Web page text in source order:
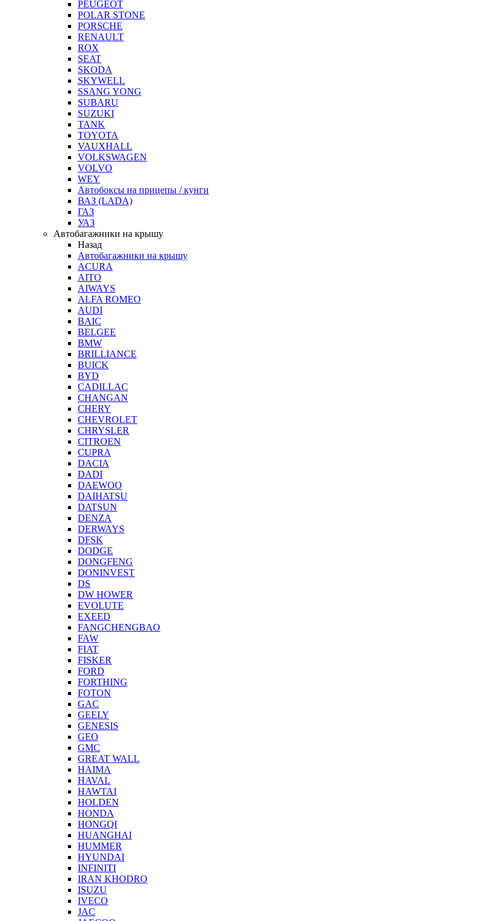
PEUGEOT
POLAR STONE
PORSCHE
RENAULT
ROX
SEAT
SKODA
SKYWELL
SSANG YONG
SUBARU
SUZUKI
TANK
TOYOTA
VAUXHALL
VOLKSWAGEN
VOLVO
WEY
Автобоксы на прицепы / кунги
ВАЗ (LADA)
ГАЗ
УАЗ
Автобагажники на крышу
Назад
Автобагажники на крышу
ACURA
AITO
AIWAYS
ALFA ROMEO
AUDI
BAIC
BELGEE
BMW
BRILLIANCE
BUICK
BYD
CADILLAC
CHANGAN
CHERY
CHEVROLET
CHRYSLER
CITROEN
CUPRA
DACIA
DADI
DAEWOO
DAIHATSU
DATSUN
DENZA
DERWAYS
DFSK
DODGE
DONGFENG
DONINVEST
DS
DW HOWER
EVOLUTE
EXEED
FANGCHENGBAO
FAW
FIAT
FISKER
FORD
FORTHING
FOTON
GAC
GEELY
GENESIS
GEO
GMC
GREAT WALL
HAIMA
HAVAL
HAWTAI
HOLDEN
HONDA
HONGQI
HUANGHAI
HUMMER
HYUNDAI
INFINITI
IRAN KHODRO
ISUZU
IVECO
JAC